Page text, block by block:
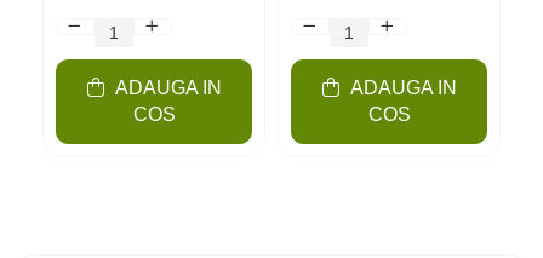
ADAUGA IN
COS
ADAUGA IN
COS